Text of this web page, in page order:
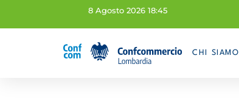
8 Agosto 2026 18:45
CHI SIAMO